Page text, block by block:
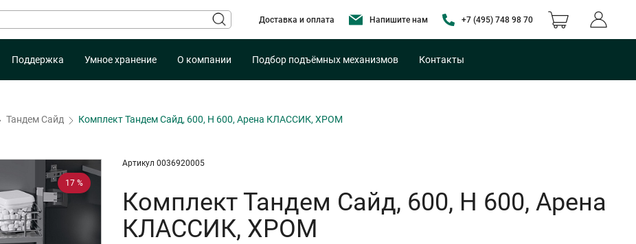
Доставка и оплата Напишите нам +7 (495) 748 98 70
Поддержка Умное хранение О компании Подбор подъёмных механизмов Контакты
Тандем Сайд Комплект Тандем Сайд, 600, H 600, Арена КЛАССИК, ХРОМ
17 %
Артикул 0036920005
Комплект Тандем Сайд, 600, H 600, Арена
КЛАССИК, ХРОМ